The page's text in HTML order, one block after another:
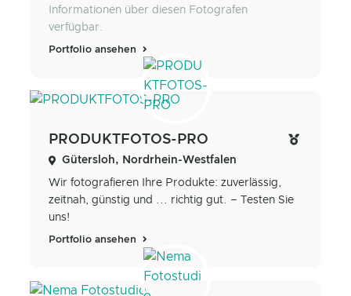
Informationen über diesen Fotografen
verfügbar.
Portfolio ansehen
PRODUKTFOTOS-PRO
Gütersloh, Nordrhein-Westfalen
Wir fotografieren Ihre Produkte: zuverlässig,
zeitnah, günstig und ... richtig gut. – Testen Sie
uns!
Portfolio ansehen